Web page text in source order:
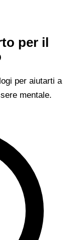
per il
per aiutarti a
mentale.